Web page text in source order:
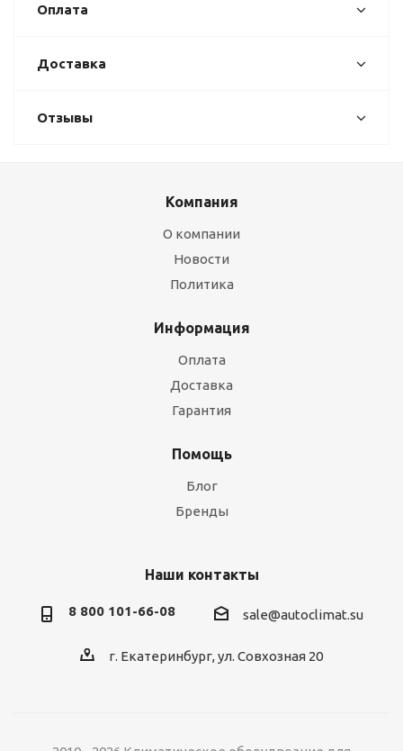
Оплата
Доставка
Отзывы
Компания
О компании
Новости
Политика
Информация
Оплата
Доставка
Гарантия
Помощь
Блог
Бренды
Наши контакты
8 800 101-66-08 sale@autoclimat.su
г. Екатеринбург, ул. Совхозная 20